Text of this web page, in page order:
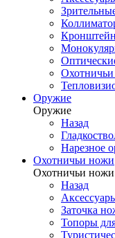
Оружие
Оружие
Назад
Нарезное
Охотничьи ножи
Охотничьи ножи
Назад
Заточка
Топоры